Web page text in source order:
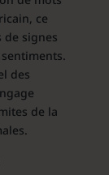
ce
de signes
des
de la